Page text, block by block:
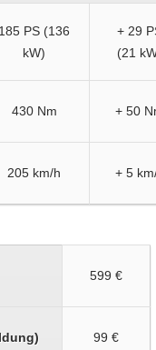
185 PS (136
kW)
+ 29
(21
430 Nm + 50
205 km/h + 5
599 €
99 €